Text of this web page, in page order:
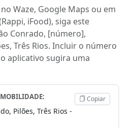
Waze, Google Maps ou em
iFood), siga este
Conrado, [número],
Três Rios. Incluir o número
aplicativo sugira uma
MOBILIDADE:
Pilões, Três Rios -
Copiar